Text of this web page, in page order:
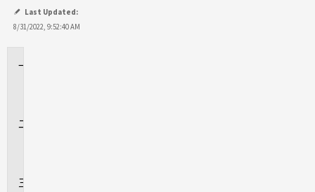
Last Updated:
8/31/2022, 9:52:40 AM